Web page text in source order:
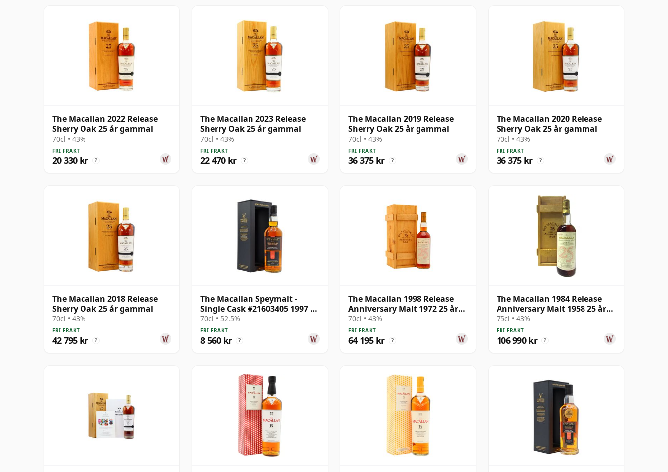
The Macallan 2022 Release
Sherry Oak 25 år gammal
70cl • 43%
FRI FRAKT
20 330 kr ?
The Macallan 2023 Release
Sherry Oak 25 år gammal
70cl • 43%
FRI FRAKT
22 470 kr ?
The Macallan 2019 Release
Sherry Oak 25 år gammal
70cl • 43%
FRI FRAKT
36 375 kr ?
The Macallan 2020 Release
Sherry Oak 25 år gammal
70cl • 43%
FRI FRAKT
36 375 kr ?
The Macallan 2018 Release
Sherry Oak 25 år gammal
70cl • 43%
FRI FRAKT
42 795 kr ?
The Macallan Speymalt -
Single Cask #21603405 1997 25
år gammal
70cl • 52.5%
FRI FRAKT
8 560 kr ?
The Macallan 1998 Release
Anniversary Malt 1972 25 år
gammal
70cl • 43%
FRI FRAKT
64 195 kr ?
The Macallan 1984 Release
Anniversary Malt 1958 25 år
gammal
75cl • 43%
FRI FRAKT
106 990 kr ?